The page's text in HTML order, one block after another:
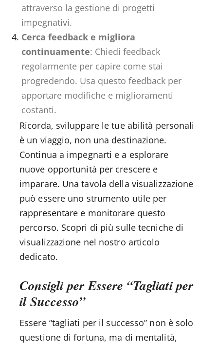
attraverso la gestione di progetti
impegnativi.
Cerca feedback e migliora
continuamente: Chiedi feedback
regolarmente per capire come stai
progredendo. Usa questo feedback per
apportare modifiche e miglioramenti
costanti.
Ricorda, sviluppare le tue abilità personali
è un viaggio, non una destinazione.
Continua a impegnarti e a esplorare
nuove opportunità per crescere e
imparare. Una tavola della visualizzazione
può essere uno strumento utile per
rappresentare e monitorare questo
percorso. Scopri di più sulle tecniche di
visualizzazione nel nostro articolo
dedicato.
Consigli per Essere “Tagliati per
il Successo”
Essere “tagliati per il successo” non è solo
questione di fortuna, ma di mentalità,